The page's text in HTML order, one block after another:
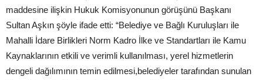
maddesine ilişkin Hukuk Komisyonunun görüşünü Başkanı
Sultan Aşkın şöyle ifade etti: “Belediye ve Bağlı Kuruluşları ile
Mahalli İdare Birlikleri Norm Kadro İlke ve Standartları ile Kamu
Kaynaklarının etkili ve verimli kullanılması, yerel hizmetlerin
dengeli dağılımının temin edilmesi,belediyeler tarafından sunulan